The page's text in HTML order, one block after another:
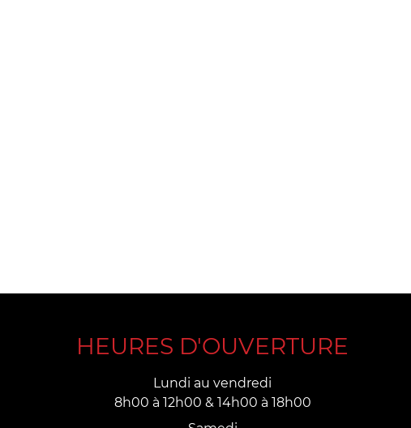
HEURES D'OUVERTURE
Lundi au vendredi
8h00 à 12h00 & 14h00 à 18h00